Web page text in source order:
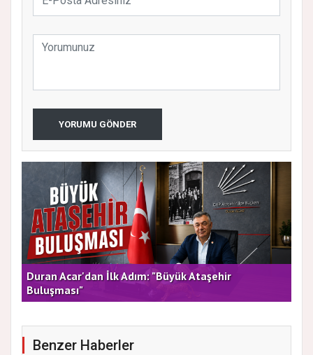
YORUMU GÖNDER
Duran Acar'dan İlk Adım: "Büyük Ataşehir
Buluşması"
Benzer Haberler